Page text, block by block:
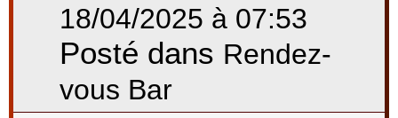
18/04/2025 à 07:53
Posté dans Rendez-
vous Bar